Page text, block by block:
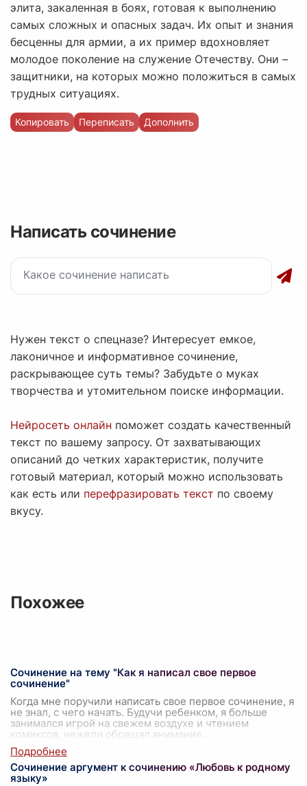
элита, закаленная в боях, готовая к выполнению
самых сложных и опасных задач. Их опыт и знания
бесценны для армии, а их пример вдохновляет
молодое поколение на служение Отечеству. Они –
защитники, на которых можно положиться в самых
трудных ситуациях.
Копировать Переписать Дополнить
Написать сочинение
Нужен текст о спецназе? Интересует емкое,
лаконичное и информативное сочинение,
раскрывающее суть темы? Забудьте о муках
творчества и утомительном поиске информации.
Нейросеть онлайн поможет создать качественный
текст по вашему запросу. От захватывающих
описаний до четких характеристик, получите
готовый материал, который можно использовать
как есть или перефразировать текст по своему
вкусу.
Похожее
Сочинение на тему "Как я написал свое первое
сочинение"
Когда мне поручили написать свое первое сочинение, я
не знал, с чего начать. Будучи ребенком, я больше
занимался игрой на свежем воздухе и чтением
комиксов, нежели обращал внимание
Сочинение аргумент к сочинению «Любовь к родному
языку»